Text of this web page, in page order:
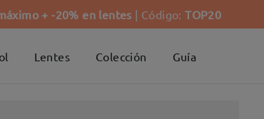
+ -20% en lentes | Código:TOP20
Lentes Colección Guía